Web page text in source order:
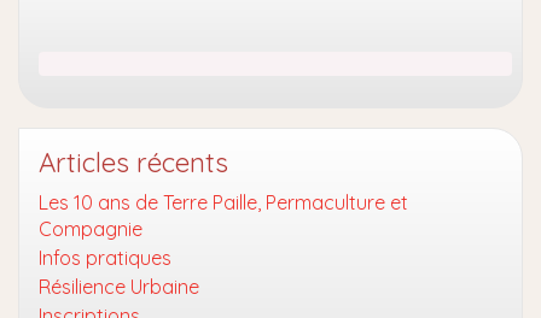
Articles récents
Les 10 ans de Terre Paille, Permaculture et
Compagnie
Infos pratiques
Résilience Urbaine